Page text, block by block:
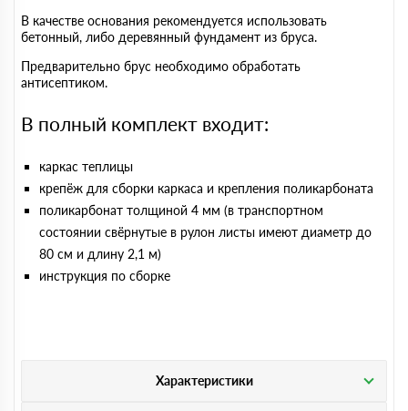
В качестве основания рекомендуется использовать
бетонный, либо деревянный фундамент из бруса.
Предварительно брус необходимо обработать
антисептиком.
В полный комплект входит:
каркас теплицы
крепёж для сборки каркаса и крепления поликарбоната
поликарбонат толщиной 4 мм (в транспортном
состоянии свёрнутые в рулон листы имеют диаметр до
80 см и длину 2,1 м)
инструкция по сборке
Характеристики